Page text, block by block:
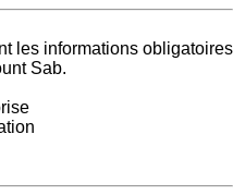
les informations obligatoires
Sab.